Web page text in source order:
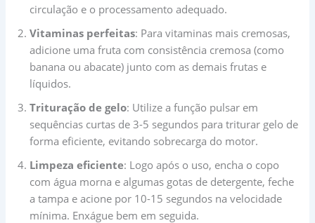
circulação e o processamento adequado.
Vitaminas perfeitas: Para vitaminas mais cremosas,
adicione uma fruta com consistência cremosa (como
banana ou abacate) junto com as demais frutas e
líquidos.
Trituração de gelo: Utilize a função pulsar em
sequências curtas de 3-5 segundos para triturar gelo de
forma eficiente, evitando sobrecarga do motor.
Limpeza eficiente: Logo após o uso, encha o copo
com água morna e algumas gotas de detergente, feche
a tampa e acione por 10-15 segundos na velocidade
mínima. Enxágue bem em seguida.